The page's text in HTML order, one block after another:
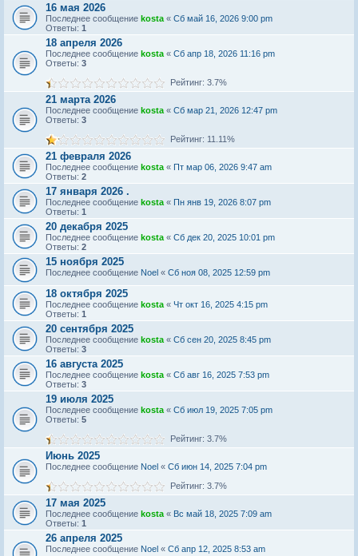
16 мая 2026
Последнее сообщение kosta « Сб май 16, 2026 9:00 pm
Ответы: 1
18 апреля 2026
Последнее сообщение kosta « Сб апр 18, 2026 11:16 pm
Ответы: 3
Рейтинг: 3.7%
21 марта 2026
Последнее сообщение kosta « Сб мар 21, 2026 12:47 pm
Ответы: 3
Рейтинг: 11.11%
21 февраля 2026
Последнее сообщение kosta « Пт мар 06, 2026 9:47 am
Ответы: 2
17 января 2026 .
Последнее сообщение kosta « Пн янв 19, 2026 8:07 pm
Ответы: 1
20 декабря 2025
Последнее сообщение kosta « Сб дек 20, 2025 10:01 pm
Ответы: 2
15 ноября 2025
Последнее сообщение Noel « Сб ноя 08, 2025 12:59 pm
18 октября 2025
Последнее сообщение kosta « Чт окт 16, 2025 4:15 pm
Ответы: 1
20 сентября 2025
Последнее сообщение kosta « Сб сен 20, 2025 8:45 pm
Ответы: 3
16 августа 2025
Последнее сообщение kosta « Сб авг 16, 2025 7:53 pm
Ответы: 3
19 июля 2025
Последнее сообщение kosta « Сб июл 19, 2025 7:05 pm
Ответы: 5
Рейтинг: 3.7%
Июнь 2025
Последнее сообщение Noel « Сб июн 14, 2025 7:04 pm
Рейтинг: 3.7%
17 мая 2025
Последнее сообщение kosta « Вс май 18, 2025 7:09 am
Ответы: 1
26 апреля 2025
Последнее сообщение Noel « Сб апр 12, 2025 8:53 am